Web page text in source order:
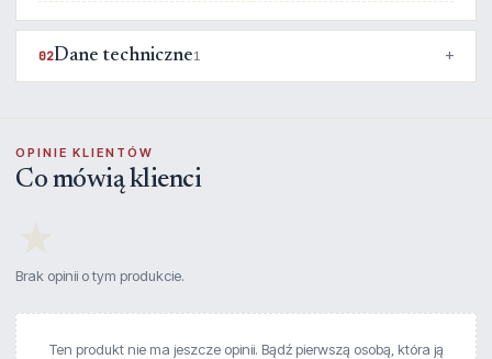
02Dane techniczne1
OPINIE KLIENTÓW
Co mówią klienci
Brak opinii o tym produkcie.
Ten produkt nie ma jeszcze opinii. Bądź pierwszą osobą, która ją